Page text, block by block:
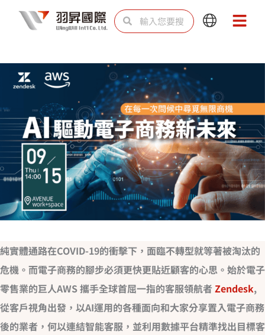
要
搜
尋 尋
Main
Main
純實體通路在COVID-19的衝擊下，面臨不轉型就等著被淘汰的
危機。而電子商務的腳步必須更快更貼近顧客的心思。始於電子
零售業的巨人AWS 攜手全球首屈一指的客服領航者Zendesk,
從客戶視角出發，以AI運用的各種面向和大家分享置入電子商務
後的業者，何以連結智能客服，並利用數據平台精準找出目標客